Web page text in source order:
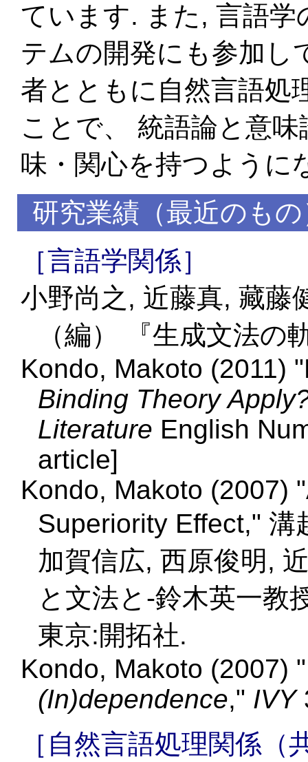
ています. また, 言語学
テムの開発にも参加し
者とともに自然言語処
ことで、 統語論と意
味・関心を持つように
研究業績（最近のも
［言語学関係］
小野尚之, 近藤真, 藏藤
（編） 『生成文法の
Kondo, Makoto (2011)
Binding Theory
Literature English
article]
Kondo, Makoto (2007)
Superiority Effect," 溝
加賀信広, 西原俊明,
と文法と-鈴木英一教
東京:開拓社.
Kondo, Makoto (2007)
(In)dependence," IVY
［自然言語処理関係（